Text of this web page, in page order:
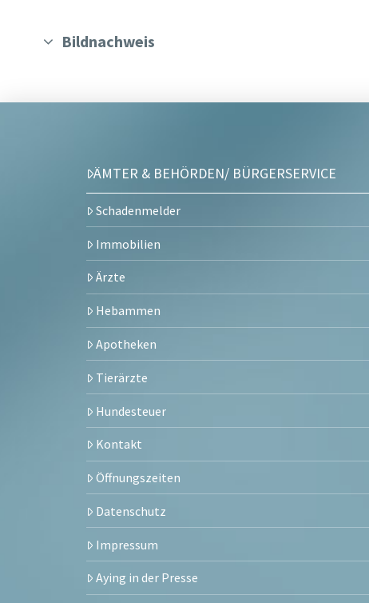
Bildnachweis
ÄMTER & BEHÖRDEN/ BÜRGERSERVICE
Schadenmelder
Immobilien
Ärzte
Hebammen
Apotheken
Tierärzte
Hundesteuer
Kontakt
Öffnungszeiten
Datenschutz
Impressum
Aying in der Presse